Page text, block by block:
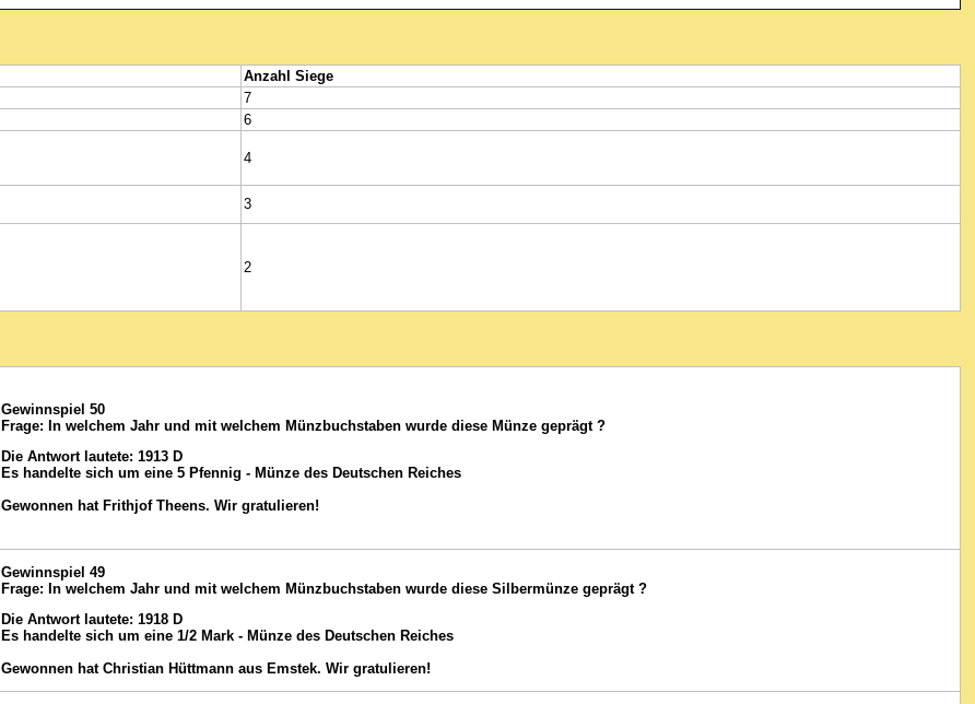
Anzahl Siege
7
6
4
3
2
Gewinnspiel 50
Frage: In welchem Jahr und mit welchem Münzbuchstaben wurde diese Münze geprägt ?
Die Antwort lautete: 1913 D
Es handelte sich um eine 5 Pfennig - Münze des Deutschen Reiches
Gewonnen hat Frithjof Theens. Wir gratulieren!
Gewinnspiel 49
Frage: In welchem Jahr und mit welchem Münzbuchstaben wurde diese Silbermünze geprägt ?
Die Antwort lautete: 1918 D
Es handelte sich um eine 1/2 Mark - Münze des Deutschen Reiches
Gewonnen hat Christian Hüttmann aus Emstek. Wir gratulieren!